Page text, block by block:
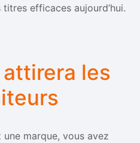
efficaces aujourd’hui.
les
marque, vous avez